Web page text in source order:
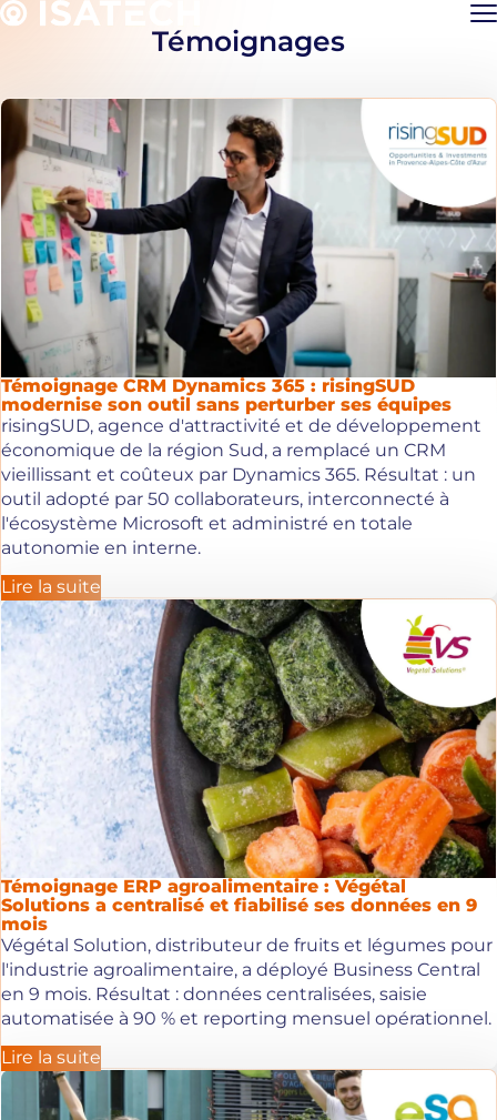
Accéder
au Témoignages
Témoignage CRM Dynamics 365 : risingSUD
modernise son outil sans perturber ses équipes
risingSUD, agence d'attractivité et de développement
économique de la région Sud, a remplacé un CRM
vieillissant et coûteux par Dynamics 365. Résultat : un
outil adopté par 50 collaborateurs, interconnecté à
l'écosystème Microsoft et administré en totale
autonomie en interne.
Lire la suite
Témoignage ERP agroalimentaire : Végétal
Solutions a centralisé et fiabilisé ses données en 9
mois
Végétal Solution, distributeur de fruits et légumes pour
l'industrie agroalimentaire, a déployé Business Central
en 9 mois. Résultat : données centralisées, saisie
automatisée à 90 % et reporting mensuel opérationnel.
Lire la suite